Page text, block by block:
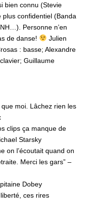
bien connu (Stevie
confidentiel (Banda
Personne n’en
de danse!
Julien
: basse; Alexandre
Guillaume
que moi. Lâchez rien les
clips ça manque de
Starsky
on l’écoutait quand on
Merci les gars” –
Dobey
ces rires